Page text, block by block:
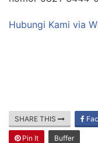
Hubungi Kami via
SHARE THIS
Pin It Buffer